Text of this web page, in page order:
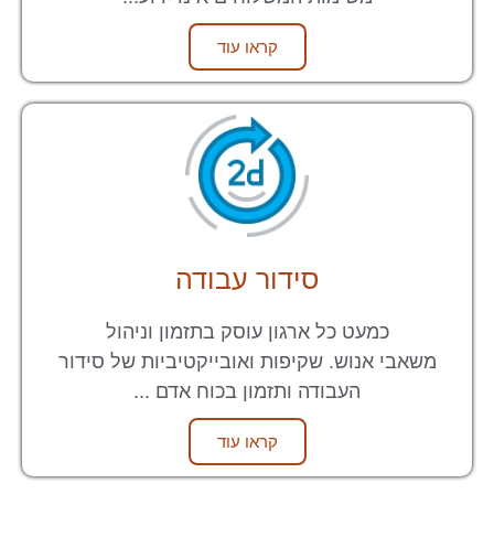
קראו עוד
סידור עבודה
כמעט כל ארגון עוסק בתזמון וניהול
משאבי אנוש. שקיפות ואובייקטיביות של סידור
העבודה ותזמון בכוח אדם ...
קראו עוד